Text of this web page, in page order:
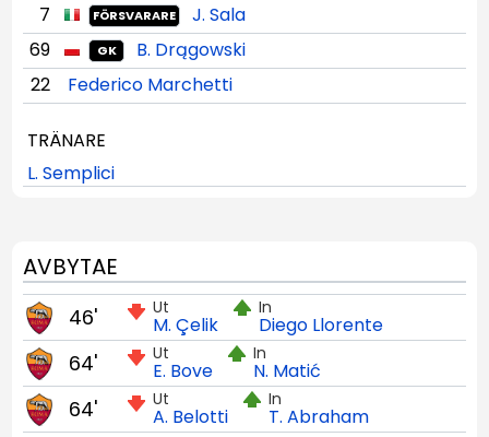
7
FÖRSVARARE
J. Sala
69
GK
B. Drągowski
22
Federico Marchetti
TRÄNARE
L. Semplici
AVBYTAE
Ut
M. Çelik
In
Diego Llorente
46'
Ut
E. Bove
In
N. Matić
64'
Ut
A. Belotti
In
T. Abraham
64'